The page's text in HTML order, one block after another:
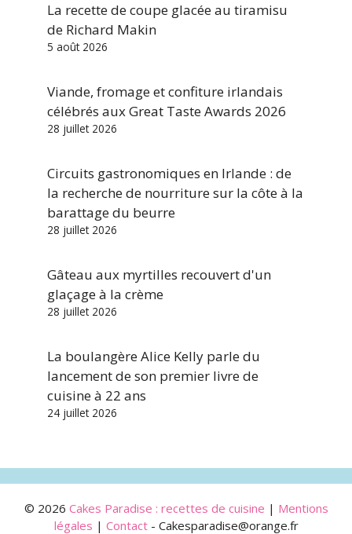
La recette de coupe glacée au tiramisu
de Richard Makin
5 août 2026
Viande, fromage et confiture irlandais
célébrés aux Great Taste Awards 2026
28 juillet 2026
Circuits gastronomiques en Irlande : de
la recherche de nourriture sur la côte à la
barattage du beurre
28 juillet 2026
Gâteau aux myrtilles recouvert d'un
glaçage à la crème
28 juillet 2026
La boulangère Alice Kelly parle du
lancement de son premier livre de
cuisine à 22 ans
24 juillet 2026
© 2026 Cakes Paradise : recettes de cuisine | Mentions
légales | Contact- Cakesparadise@orange.fr